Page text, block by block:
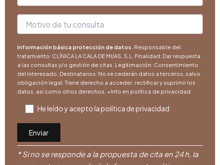
Información básica protección de datos. Responsable del
tratamiento: CLÍNICA LA CALA DE MIJAS, S.L. Finalidad: Dar respuesta
a las consultas y/o gestión de citas. Legitimación: Consentimiento
del interesado. Destinatarios: No se cederán datos a terceros, salvo
obligación legal. Tiene derecho a acceder, rectificar y suprimir los
datos, así como otros derechos. +Info en política de privacidad
He leído y acepto lapolítica de privacidad
* Si no se responde a la propuesta de cita en 24 h, la